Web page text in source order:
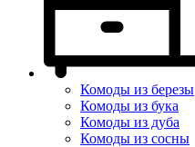
Комоды из березы
Комоды из бука
Комоды из дуба
Комоды из сосны